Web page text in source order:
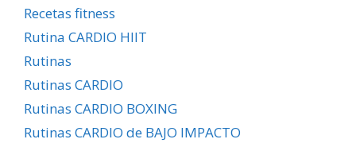
Recetas fitness
Rutina CARDIO HIIT
Rutinas
Rutinas CARDIO
Rutinas CARDIO BOXING
Rutinas CARDIO de BAJO IMPACTO